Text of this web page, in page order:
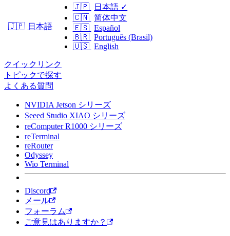
🇯🇵 日本語
🇯🇵 日本語 ✓
🇨🇳 简体中文
🇪🇸 Español
🇧🇷 Português (Brasil)
🇺🇸 English
クイックリンク
トピックで探す
よくある質問
NVIDIA Jetson シリーズ
Seeed Studio XIAO シリーズ
reComputer R1000 シリーズ
reTerminal
reRouter
Odyssey
Wio Terminal
Discord
メール
フォーラム
ご意見はありますか？